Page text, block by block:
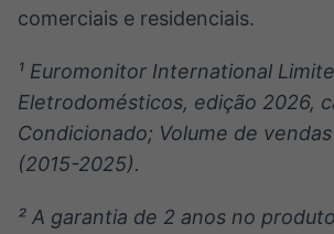
comerciais e residenciais.
¹ Euromonitor International
Eletrodomésticos, edição 2026,
Condicionado; Volume de
(2015-2025).
² A garantia de 2 anos no